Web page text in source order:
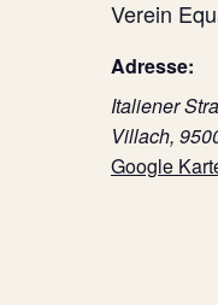
Verein
Adresse:
Italiener
Villach,
Google